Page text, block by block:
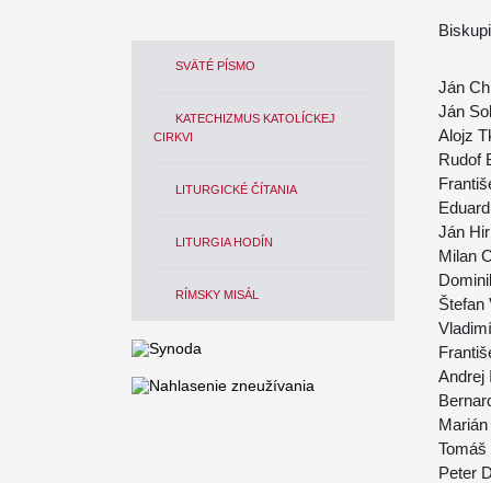
SVÄTÉ PÍSMO
KATECHIZMUS KATOLÍCKEJ
CIRKVI
LITURGICKÉ ČÍTANIA
LITURGIA HODÍN
RÍMSKY MISÁL
Ján
Ján
Alojz
Rudof
Ján
Milan
Štefan
Andrej
Peter